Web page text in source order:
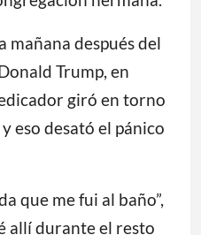
cualquier intruso
un disparo en la
en su iglesia y en
hermana.
Trump, en